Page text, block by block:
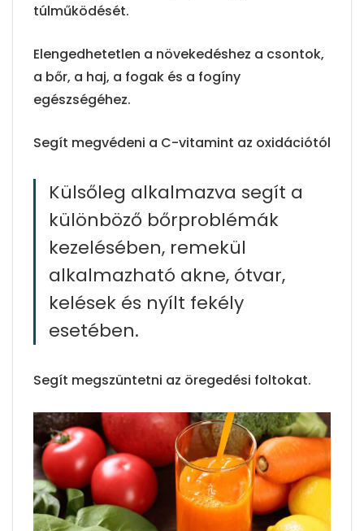
túlműködését.
Elengedhetetlen a növekedéshez a csontok,
a bőr, a haj, a fogak és a fogíny
egészségéhez.
Segít megvédeni a C-vitamint az oxidációtól
Külsőleg alkalmazva segít a
különböző bőrproblémák
kezelésében, remekül
alkalmazható akne, ótvar,
kelések és nyílt fekély
esetében.
Segít megszüntetni az öregedési foltokat.